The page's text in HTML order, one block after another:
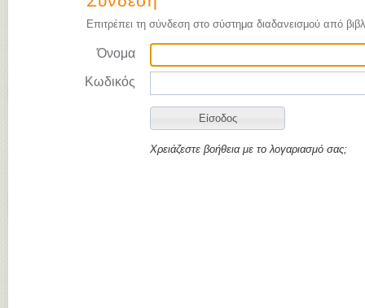
Επιτρέπει τη σύνδεση στο σύστημα διαδανεισμού από
Όνομα
Κωδικός
Χρειάζεστε βοήθεια με το λογαριασμό σας;